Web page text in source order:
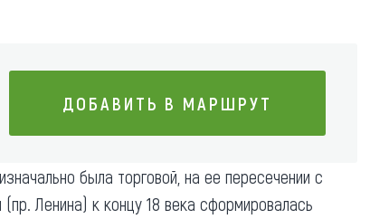
Видеогалерея
ДОБАВИТЬ В МАРШРУТ
ДОБАВИТЬ В МАРШРУТ
была торговой, на ее пересечении с
Ленина) к концу 18 века сформировалась